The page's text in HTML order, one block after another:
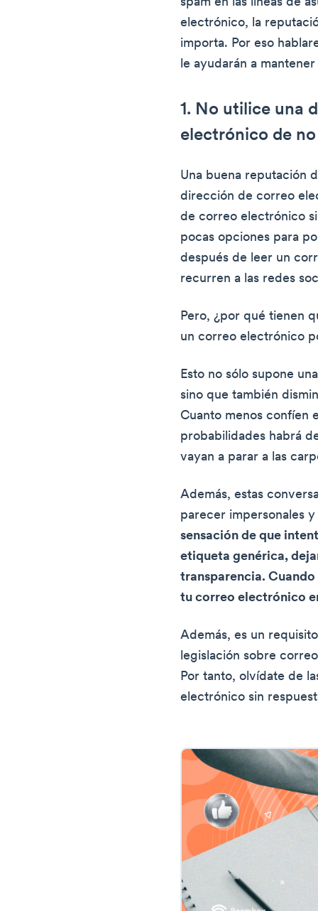
electrónico, la
importa. Por eso
le ayudarán a
1. No utilice una
electrónico de
Una buena reputación
dirección de correo
de correo electrónico
pocas opciones para
después de leer un
recurren a las redes
Pero, ¿por qué tienen
un correo electrónico
Esto no sólo supone
sino que también
Cuanto menos confíen
probabilidades habrá
vayan a parar a las
Además, estas
parecer impersonales
sensación de que
etiqueta genérica,
transparencia.
tu correo electrónico
Además, es un
legislación sobre
Por tanto, olvídate de
electrónico sin